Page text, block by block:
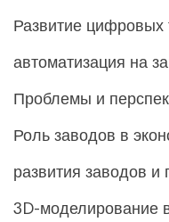
автоматизация на
Проблемы и
Роль заводов в
развития заводов
3D-моделирование